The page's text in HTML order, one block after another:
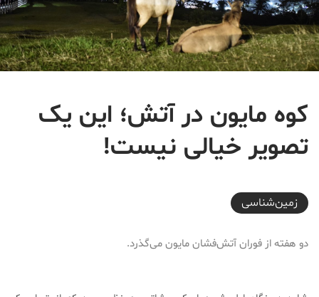
کوه مایون در آتش؛ این یک
تصویر خیالی نیست!
2026-06-23T11:59:17+03:30
زمین‌شناسی
دو هفته از فوران آتش‌فشان مایون می‌گذرد.